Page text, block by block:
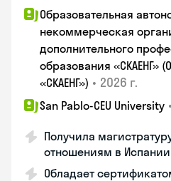
Образовательная
некоммерческая
дополнительного
образования «СКАЕНГ»
«СКАЕНГ») • 2026 г.
San Pablo-CEU University •
Получила
отношениям в Испании
Обладает